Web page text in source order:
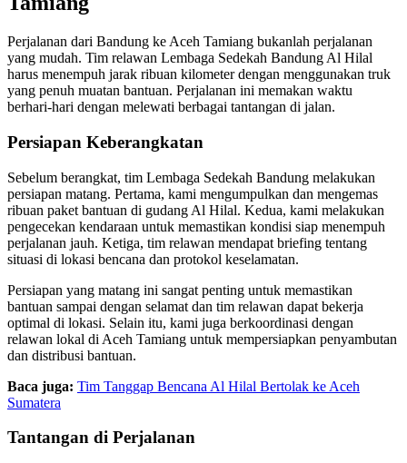
Perjalanan dari Bandung ke Aceh Tamiang bukanlah perjalanan
yang mudah. Tim relawan Lembaga Sedekah Bandung Al Hilal
harus menempuh jarak ribuan kilometer dengan menggunakan truk
yang penuh muatan bantuan. Perjalanan ini memakan waktu
berhari-hari dengan melewati berbagai tantangan di jalan.
Persiapan Keberangkatan
Sebelum berangkat, tim Lembaga Sedekah Bandung melakukan
persiapan matang. Pertama, kami mengumpulkan dan mengemas
ribuan paket bantuan di gudang Al Hilal. Kedua, kami melakukan
pengecekan kendaraan untuk memastikan kondisi siap menempuh
perjalanan jauh. Ketiga, tim relawan mendapat briefing tentang
situasi di lokasi bencana dan protokol keselamatan.
Persiapan yang matang ini sangat penting untuk memastikan
bantuan sampai dengan selamat dan tim relawan dapat bekerja
optimal di lokasi. Selain itu, kami juga berkoordinasi dengan
relawan lokal di Aceh Tamiang untuk mempersiapkan penyambutan
dan distribusi bantuan.
Baca juga: Tim Tanggap Bencana Al Hilal Bertolak ke Aceh
Sumatera
Tantangan di Perjalanan